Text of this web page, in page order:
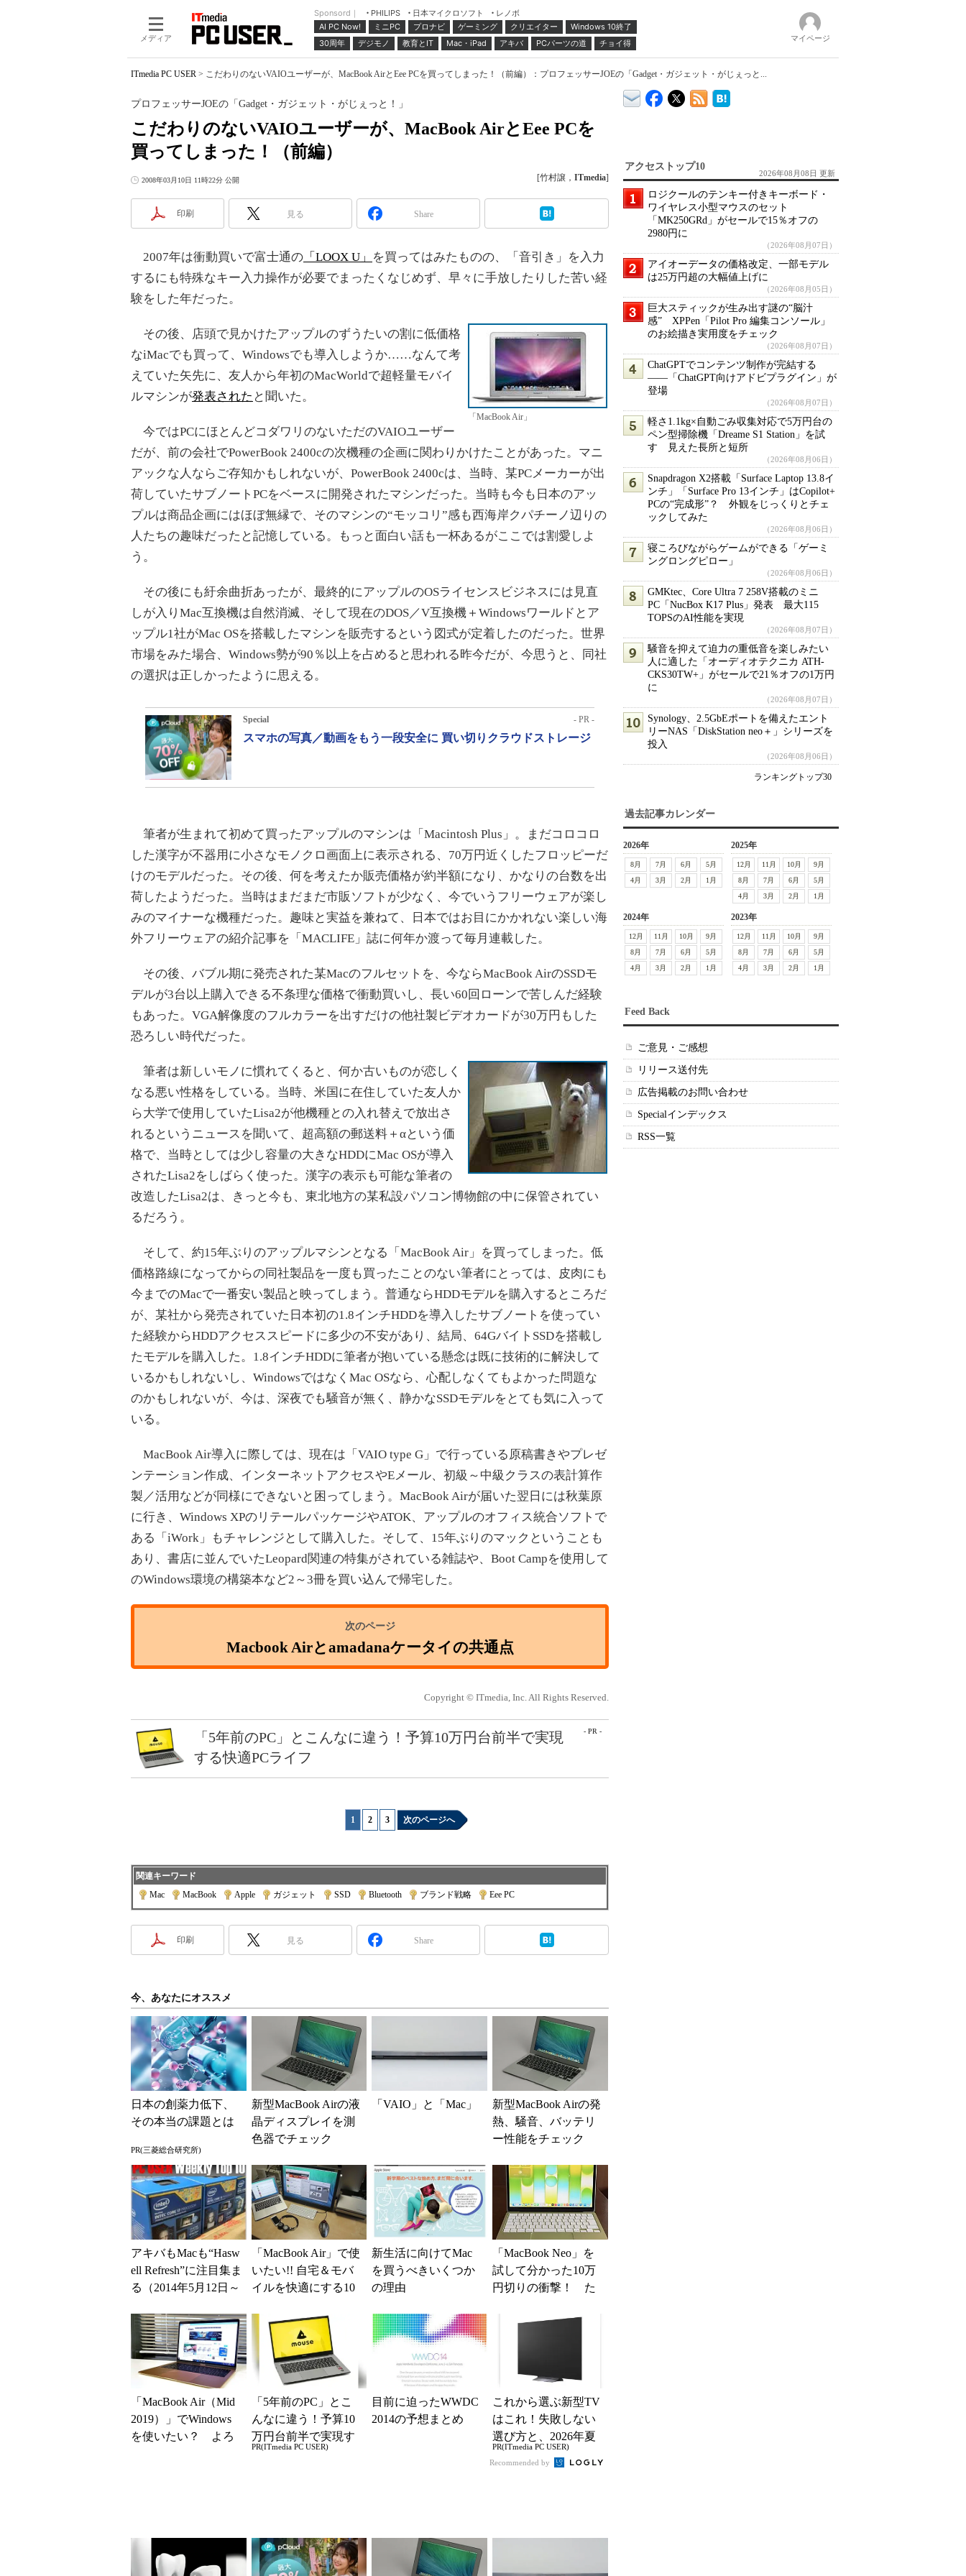
メディア
Sponsord｜ PHILIPS 日本マイクロソフト
レノボ
AI PC Now!
ミニPC プロナビ ゲーミング クリエイター
Windows 10終了
30周年
デジモノ 教育とIT Mac・iPad アキバ PCパーツの道 チョイ得 マイページ
ITmedia PC USER > こだわりのないVAIOユーザーが、MacBook AirとEee PCを買ってしまった！（前編）：プロフェッサーJOEの「Gadget・ガジェット・がじぇっと...
こだわりのないVAIOユーザーが、MacBook AirとEee PCを
買ってしまった！（前編）
プロフェッサーJOEの「Gadget・ガジェット・がじぇっと！」
2008年03月10日 11時22分 公開 [竹村譲， ITmedia]
印刷 見る Share
2007年は衝動買いで富士通の 「LOOX U」
を買ってはみたものの、「音引き」を入力
するにも特殊なキー入力操作が必要でまったくなじめず、早々に手放したりした苦い経
験をした年だった。
「MacBook Air」
その後、店頭で見かけたアップルのずうたいの割に低価格
なiMacでも買って、Windowsでも導入しようか……なんて考
えていた矢先に、友人から年初のMacWorldで超軽量モバイ
ルマシンが発表された と聞いた。
今ではPCにほとんどコダワリのないただのVAIOユーザー
だが、前の会社でPowerBook 2400cの次機種の企画に関わりかけたことがあった。マニ
アックな人ならご存知かもしれないが、PowerBook 2400cは、当時、某PCメーカーが出
荷していたサブノートPCをベースに開発されたマシンだった。当時も今も日本のアッ
プルは商品企画にはほぼ無縁で、そのマシンの“モッコリ”感も西海岸クパチーノ辺りの
人たちの趣味だったと記憶している。もっと面白い話も一杯あるがここでは割愛しよ
う。
その後にも紆余曲折あったが、最終的にアップルのOSライセンスビジネスには見直
しが入りMac互換機は自然消滅、そして現在のDOS／V互換機＋Windowsワールドとア
ップル1社がMac OSを搭載したマシンを販売するという図式が定着したのだった。世界
市場をみた場合、Windows勢が90％以上を占めると思われる昨今だが、今思うと、同社
の選択は正しかったように思える。
Special - PR -
スマホの写真／動画をもう一段安全に 買い切りクラウドストレージ
筆者が生まれて初めて買ったアップルのマシンは「Macintosh Plus」。まだコロコロ
した漢字が不器用に小さなモノクロ画面上に表示される、70万円近くしたフロッピーだ
けのモデルだった。その後、何を考えたか販売価格が約半額になり、かなりの台数を出
荷したようだった。当時はまだまだ市販ソフトが少なく、今でいうフリーウェアが楽し
みのマイナーな機種だった。趣味と実益を兼ねて、日本ではお目にかかれない楽しい海
外フリーウェアの紹介記事を「MACLIFE」誌に何年か渡って毎月連載した。
その後、バブル期に発売された某Macのフルセットを、今ならMacBook AirのSSDモ
デルが3台以上購入できる不条理な価格で衝動買いし、長い60回ローンで苦しんだ経験
もあった。VGA解像度のフルカラーを出すだけの他社製ビデオカードが30万円もした
恐ろしい時代だった。
筆者は新しいモノに慣れてくると、何か古いものが恋しく
なる悪い性格をしている。当時、米国に在住していた友人か
ら大学で使用していたLisa2が他機種との入れ替えで放出さ
れるというニュースを聞いて、超高額の郵送料＋αという価
格で、当時としては少し容量の大きなHDDにMac OSが導入
されたLisa2をしばらく使った。漢字の表示も可能な筆者の
改造したLisa2は、きっと今も、東北地方の某私設パソコン博物館の中に保管されてい
るだろう。
そして、約15年ぶりのアップルマシンとなる「MacBook Air」を買ってしまった。低
価格路線になってからの同社製品を一度も買ったことのない筆者にとっては、皮肉にも
今までのMacで一番安い製品と映ってしまう。普通ならHDDモデルを購入するところだ
が、某社から発売されていた日本初の1.8インチHDDを導入したサブノートを使ってい
た経験からHDDアクセススピードに多少の不安があり、結局、64GバイトSSDを搭載し
たモデルを購入した。1.8インチHDDに筆者が抱いている懸念は既に技術的に解決して
いるかもしれないし、WindowsではなくMac OSなら、心配しなくてもよかった問題な
のかもしれないが、今は、深夜でも騒音が無く、静かなSSDモデルをとても気に入って
いる。
MacBook Air導入に際しては、現在は「VAIO type G」で行っている原稿書きやプレゼ
ンテーション作成、インターネットアクセスやEメール、初級～中級クラスの表計算作
製／活用などが同様にできないと困ってしまう。MacBook Airが届いた翌日には秋葉原
に行き、Windows XPのリテールパッケージやATOK、アップルのオフィス統合ソフトで
ある「iWork」もチャレンジとして購入した。そして、15年ぶりのマックということも
あり、書店に並んでいたLeopard関連の特集がされている雑誌や、Boot Campを使用して
のWindows環境の構築本など2～3冊を買い込んで帰宅した。
Macbook Airとamadanaケータイの共通点
Copyright © ITmedia, Inc. All Rights Reserved.
- PR -
「5年前のPC」とこんなに違う！予算10万円台前半で実現
する快適PCライフ
1 2 3 次のページへ
関連キーワード
Mac
MacBook Apple ガジェット SSD Bluetooth ブランド戦略 Eee PC
印刷 見る Share
今、あなたにオススメ
日本の創薬力低下、
その本当の課題とは
PR(三菱総合研究所)
新型MacBook Airの液
晶ディスプレイを測
色器でチェック
「VAIO」と「Mac」
新型MacBook Airの発
熱、騒音、バッテリ
ー性能をチェック
アキバもMacも“Hasw
ell Refresh”に注目集ま
る（2014年5月12日～
「MacBook Air」で使
いたい!! 自宅＆モバ
イルを快適にする10
新生活に向けてMac
を買うべきいくつか
の理由
「MacBook Neo」を
試して分かった10万
円切りの衝撃！ た
く絶妙な引...
「MacBook Air（Mid
2019）」でWindows
を使いたい？ よろ
「5年前のPC」とこ
んなに違う！予算10
万円台前半で実現す
る快適PCライフ
PR(ITmedia PC USER)
目前に迫ったWWDC
2014の予想まとめ
これから選ぶ新型TV
はこれ！失敗しない
選び方と、2026年夏
の一押しモデル
PR(ITmedia PC USER)
Recommended by
アクセストップ10
2026年08月08日 更新
ロジクールのテンキー付きキーボード・
ワイヤレス小型マウスのセット
「MK250GRd」がセールで15％オフの
2980円に
（2026年08月07日）
アイオーデータの価格改定、一部モデル
は25万円超の大幅値上げに
（2026年08月05日）
巨大スティックが生み出す謎の“脳汁
感” XPPen「Pilot Pro 編集コンソール」
のお絵描き実用度をチェック
（2026年08月07日）
ChatGPTでコンテンツ制作が完結する
――「ChatGPT向けアドビプラグイン」が
登場
（2026年08月07日）
軽さ1.1kg×自動ごみ収集対応で5万円台の
ペン型掃除機「Dreame S1 Station」を試
す 見えた長所と短所
（2026年08月06日）
Snapdragon X2搭載「Surface Laptop 13.8イ
ンチ」「Surface Pro 13インチ」はCopilot+
PCの“完成形”？ 外観をじっくりとチェ
ックしてみた
（2026年08月06日）
寝ころびながらゲームができる「ゲーミ
ングロングピロー」
（2026年08月06日）
GMKtec、Core Ultra 7 258V搭載のミニ
PC「NucBox K17 Plus」発表 最大115
TOPSのAI性能を実現
（2026年08月07日）
騒音を抑えて迫力の重低音を楽しみたい
人に適した「オーディオテクニカ ATH-
CKS30TW+」がセールで21％オフの1万円
に
（2026年08月07日）
Synology、2.5GbEポートを備えたエント
リーNAS「DiskStation neo＋」シリーズを
投入
（2026年08月06日）
ランキングトップ30
過去記事カレンダー
2026年
8月 7月 6月
5月
4月
3月 2月 1月
2025年
12月 11月 10月
9月
8月
7月 6月
5月
4月
3月 2月 1月
2024年
12月 11月 10月
9月
8月
7月 6月
5月
4月
3月 2月 1月
2023年
12月 11月 10月
9月
8月
7月 6月
5月
4月
3月 2月 1月
Feed Back
ご意見・ご感想
リリース送付先
広告掲載のお問い合わせ
Specialインデックス
RSS一覧